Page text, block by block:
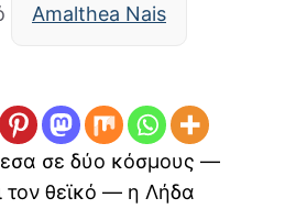
Amalthea Nais
σε δύο κόσμους —
τον θεϊκό — η Λήδα